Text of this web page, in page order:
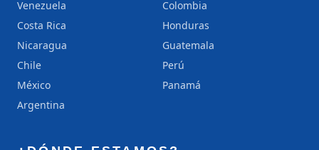
Venezuela
Colombia
Costa Rica
Honduras
Nicaragua
Guatemala
Chile
Perú
México
Panamá
Argentina